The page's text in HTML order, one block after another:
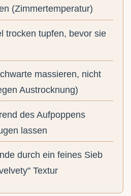
(Zimmertemperatur)
trocken tupfen, bevor sie
massieren, nicht
Austrocknung)
des Aufpoppens
lassen
durch ein feines Sieb
Textur